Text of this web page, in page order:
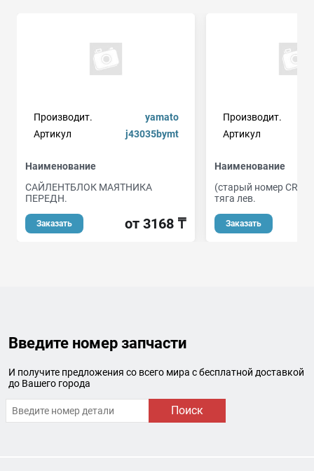
Производит.
yamato
Артикул
j43035bymt
Наименование
САЙЛЕНТБЛОК МАЯТНИКА
ПЕРЕДН.
Заказать от 3168 ₸
Производит.
Артикул
Наименование
(старый номер
тяга лев.
Заказать
Введите номер запчасти
И получите предложения со всего мира с бесплатной доставкой
до Вашего города
Поиск